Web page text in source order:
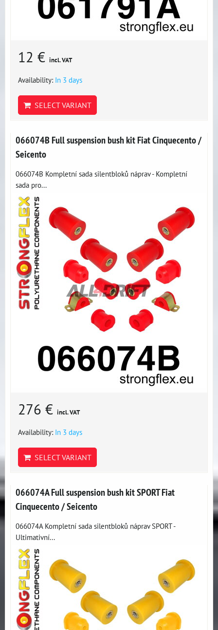
12 € incl. VAT
Availability: In 3 days
SELECT VARIANT
066074B Full suspension bush kit Fiat Cinquecento /
Seicento
066074B Kompletní sada silentbloků náprav - Kompletní
sada pro...
276 € incl. VAT
Availability: In 3 days
SELECT VARIANT
066074A Full suspension bush kit SPORT Fiat
Cinquecento / Seicento
066074A Kompletní sada silentbloků náprav SPORT -
Ultimativní...